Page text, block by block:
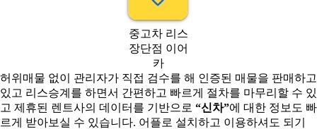
중고차 리스
장단점 이어
카
허위매물 없이 관리자가 직접 검수를 해 인증된 매물을 판매하고
있고 리스승계를 하면서 간편하고 빠르게 절차를 마무리할 수 있
고 제휴된 렌트사의 데이터를 기반으로 “신차”에 대한 정보도 빠
르게 받아보실 수 있습니다. 어플로 설치하고 이용하셔도 되기